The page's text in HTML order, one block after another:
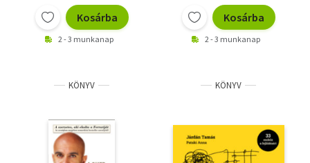
Kosárba
2 - 3 munkanap
Kosárba
2 - 3 munkanap
KÖNYV KÖNYV